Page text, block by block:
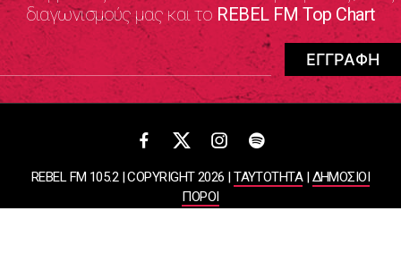
διαγωνισμούς μας και το REBEL FM Top Chart
REBEL FM 105.2 | COPYRIGHT 2026 |ΤΑΥΤΟΤΗΤΑ|ΔΗΜΟΣΙΟΙ
ΠΟΡΟΙ